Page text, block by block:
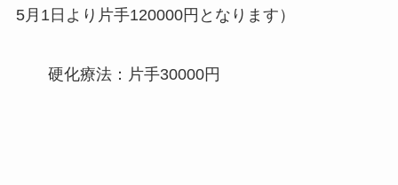
5月1日より片手120000円となります）
硬化療法：片手30000円